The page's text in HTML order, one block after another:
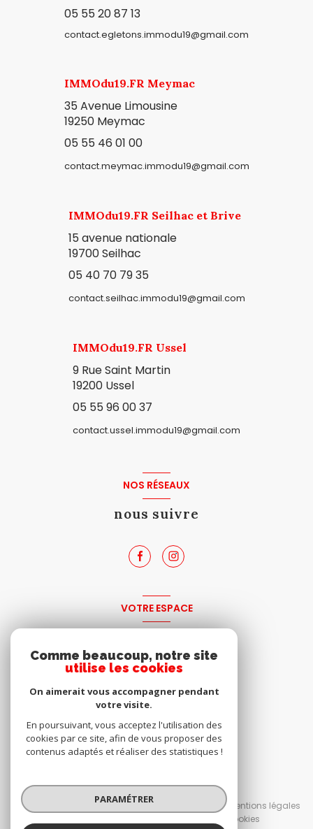
05 55 20 87 13
contact.egletons.immodu19@gmail.com
IMMOdu19.FR Meymac
35 Avenue Limousine
19250 Meymac
05 55 46 01 00
contact.meymac.immodu19@gmail.com
IMMOdu19.FR Seilhac et Brive
15 avenue nationale
19700 Seilhac
05 40 70 79 35
contact.seilhac.immodu19@gmail.com
IMMOdu19.FR Ussel
9 Rue Saint Martin
19200 Ussel
05 55 96 00 37
contact.ussel.immodu19@gmail.com
NOS RÉSEAUX
nous suivre
VOTRE ESPACE
© 2026 | Tous droits réservés
Nos honoraires
Nos partenaires
Mentions légales
Cookies
Comme beaucoup, notre site
utilise les cookies
On aimerait vous accompagner pendant
votre visite.
En poursuivant, vous acceptez l'utilisation des
cookies par ce site, afin de vous proposer des
contenus adaptés et réaliser des statistiques !
PARAMÉTRER